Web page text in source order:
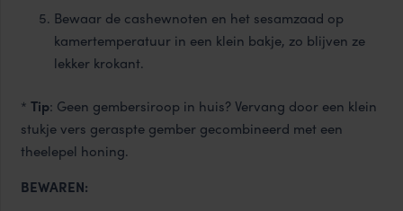
Bewaar de cashewnoten en het sesamzaad op
kamertemperatuur in een klein bakje, zo blijven ze
lekker krokant.
* Tip: Geen gembersiroop in huis? Vervang door een klein
stukje vers geraspte gember gecombineerd met een
theelepel honing.
BEWAREN: